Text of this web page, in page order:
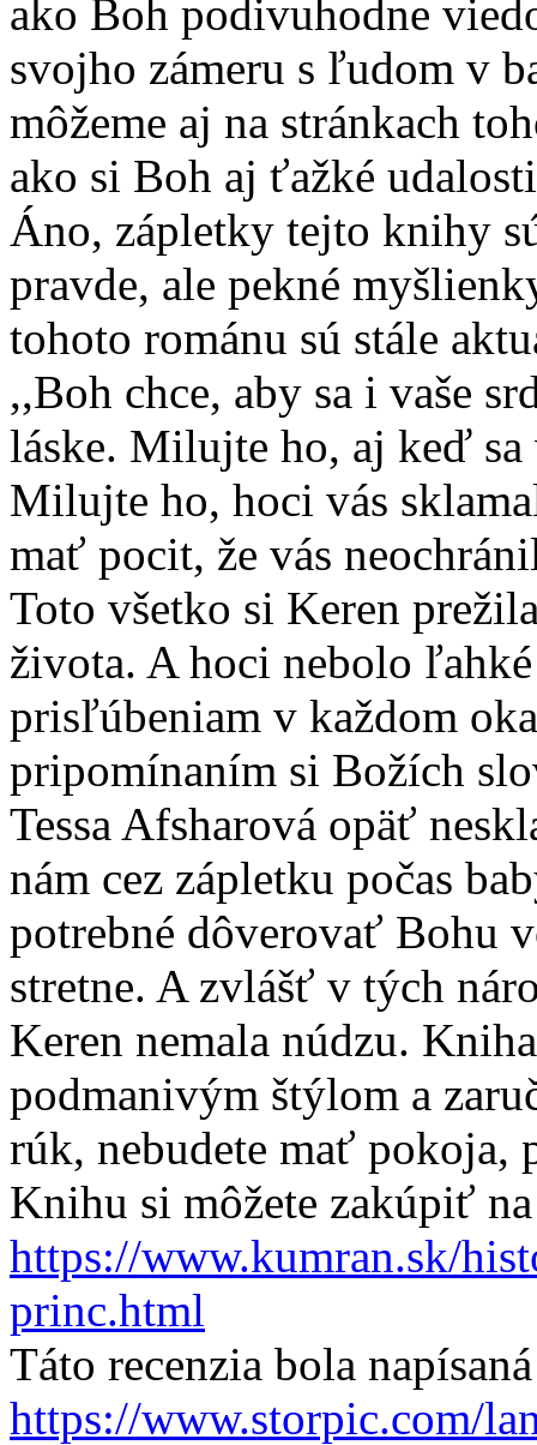
ako Boh podivuhodne
svojho zámeru s ľudom v
môžeme aj na stránkach
ako si Boh aj ťažké
Áno, zápletky tejto knihy
pravde, ale pekné
tohoto románu sú stále
,,Boh chce, aby sa i vaše
láske. Milujte ho, aj keď
Milujte ho, hoci vás
mať pocit, že vás
Toto všetko si Keren
života. A hoci nebolo
prisľúbeniam v každom
pripomínaním si Božích
Tessa Afsharová opäť
nám cez zápletku počas
potrebné dôverovať Bohu
stretne. A zvlášť v tých
Keren nemala núdzu.
podmanivým štýlom a
rúk, nebudete mať pokoja,
Knihu si môžete zakúpiť na
https://www.kumran.sk/
princ.html
Táto recenzia bola
https://www.storpic.com/